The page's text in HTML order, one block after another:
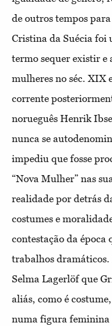
de outros tempos
Cristina da Suécia foi
termo sequer existir e
mulheres no séc. XIX
corrente
norueguês Henrik
nunca se
impediu que fosse
“Nova Mulher” nas
realidade por detrás
costumes e
contestação da época
trabalhos dramáticos.
Selma Lagerlöf que
aliás, como é
numa figura feminina